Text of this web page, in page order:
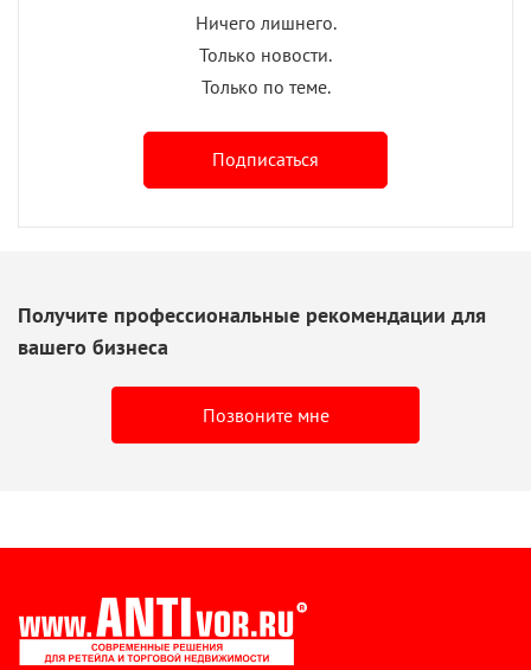
Ничего лишнего.
Только новости.
Только по теме.
Подписаться
Получите профессиональные рекомендации для
вашего бизнеса
Позвоните мне